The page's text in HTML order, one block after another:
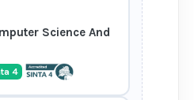
Science And
4